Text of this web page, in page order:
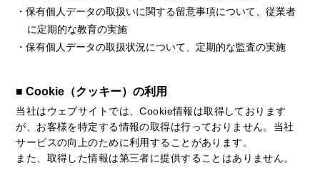
・保有個人データの取扱いに関する留意事項について、従業者
に定期的な教育の実施
・保有個人データの取扱状況について、定期的な監査の実施
■ Cookie（クッキー）の利用
当社はウェブサイトでは、Cookie情報は取得しております
が、お客様を特定する情報の取得は行っておりません。当社
サービスの向上のために利用することがあります。
また、取得した情報は第三者に提供することはありません。